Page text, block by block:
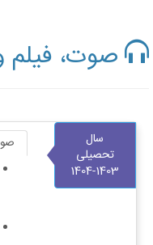
صوت،
سال
تحصیلی
1403-1404